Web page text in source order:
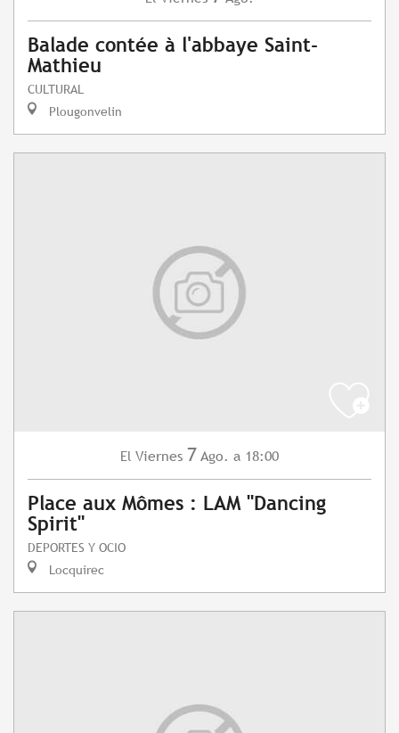
Balade contée à l'abbaye Saint-
Mathieu
CULTURAL
Plougonvelin
El Viernes 7 Ago. a 18:00
Place aux Mômes : LAM "Dancing
Spirit"
DEPORTES Y OCIO
Locquirec